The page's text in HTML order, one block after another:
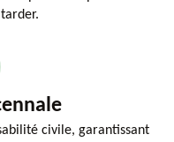
civile, garantissant